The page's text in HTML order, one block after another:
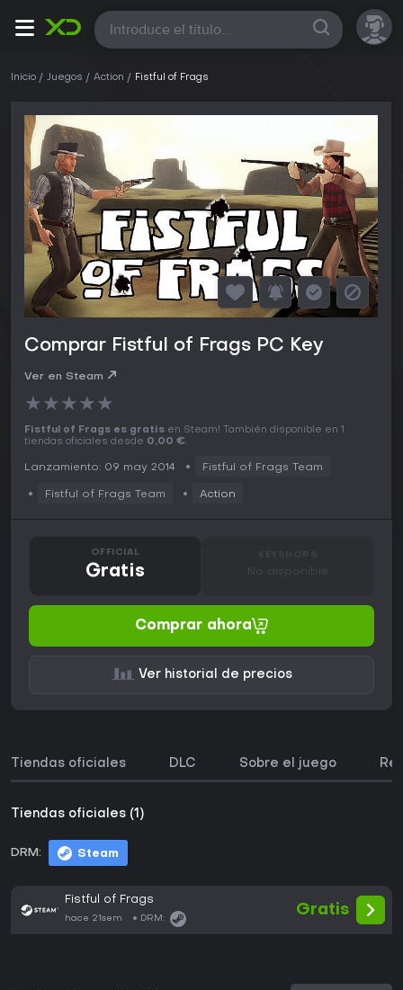
Todas
Inicio Juegos Action Fistful of Frags
Comprar Fistful of Frags PC Key
Ver en Steam
★★★★★
Fistful of Frags es gratis en Steam! También disponible en 1
tiendas oficiales desde 0,00 €.
Lanzamiento: 09 may 2014 Fistful of Frags Team
Fistful of Frags Team Action
OFFICIAL
Gratis No disponible
Comprar ahora
Ver historial de precios
Tiendas oficiales DLC Sobre el juego
Tiendas oficiales (1)
DRM: Steam
Fistful of Frags
hace 21sem DRM:
Gratis